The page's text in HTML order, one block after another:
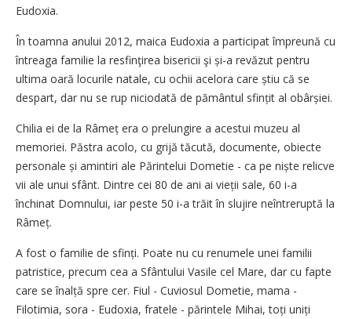
Eudoxia.
În toamna anului 2012, maica Eudoxia a participat împreună cu
întreaga familie la resfinţirea bisericii şi și-a revăzut pentru
ultima oară locurile natale, cu ochii acelora care știu că se
despart, dar nu se rup niciodată de pământul sfințit al obârșiei.
Chilia ei de la Râmeț era o prelungire a acestui muzeu al
memoriei. Păstra acolo, cu grijă tăcută, documente, obiecte
personale și amintiri ale Părintelui Dometie - ca pe niște relicve
vii ale unui sfânt. Dintre cei 80 de ani ai vieții sale, 60 i-a
închinat Domnului, iar peste 50 i-a trăit în slujire neîntreruptă la
Râmeț.
A fost o familie de sfinți. Poate nu cu renumele unei familii
patristice, precum cea a Sfântului Vasile cel Mare, dar cu fapte
care se înalță spre cer. Fiul - Cuviosul Dometie, mama -
Filotimia, sora - Eudoxia, fratele - părintele Mihai, toți uniți